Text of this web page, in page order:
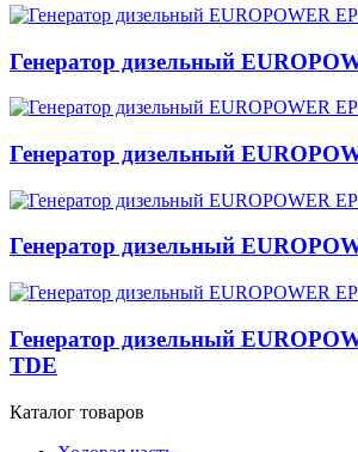
Генератор дизельный
Генератор дизельный
Генератор дизельный
Генератор дизельный
TDE
Каталог товаров